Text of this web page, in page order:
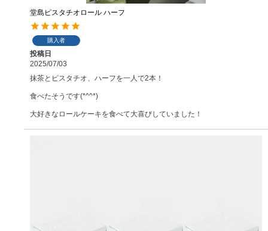
堂島ピスタチオロール ハーフ
購入者
投稿日
2025/07/03
抹茶とピスタチオ、ハーフを一人で2本！
食べたそうです(*^^*)
大好きなロールケーキを食べて大喜びしていました！